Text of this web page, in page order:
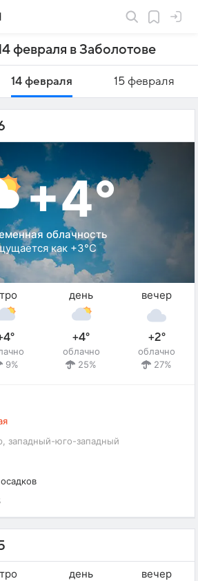
февраля в Заболотове
14 февраля 15 февраля
+4°
облачность
как +3°C
9%
день
+4°
облачно
25%
вечер
+2°
облачно
27%
, западный-юго-западный
день вечер